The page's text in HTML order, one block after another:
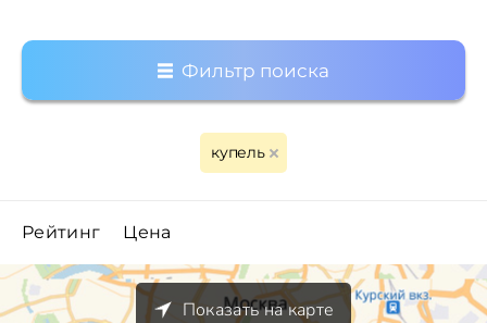
Фильтр поиска
купель
Рейтинг Цена
Показать на карте